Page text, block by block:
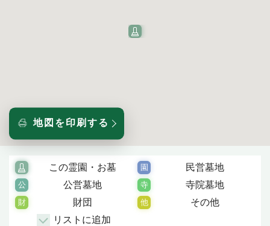
地図を印刷する
この霊園・お墓
民営墓地
公営墓地
寺院墓地
財団
その他
リストに追加